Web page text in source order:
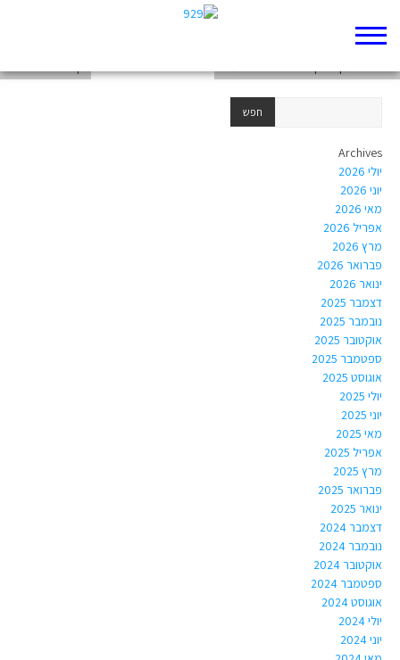
Archives
יולי 2026
יוני 2026
מאי 2026
אפריל 2026
מרץ 2026
פברואר 2026
ינואר 2026
דצמבר 2025
נובמבר 2025
אוקטובר 2025
ספטמבר 2025
אוגוסט 2025
יולי 2025
יוני 2025
מאי 2025
אפריל 2025
מרץ 2025
פברואר 2025
ינואר 2025
דצמבר 2024
נובמבר 2024
אוקטובר 2024
ספטמבר 2024
אוגוסט 2024
יולי 2024
יוני 2024